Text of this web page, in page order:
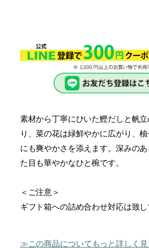
素材から丁寧にひいた鰹だしと帆
り、菜の花は緑鮮やかに広がり、
にも爽やかさを添えます。深みの
た目も華やかなひと椀です。
＜ご注意＞
ギフト箱への詰め合わせ対応は致し
この商品についてもっと詳しく見